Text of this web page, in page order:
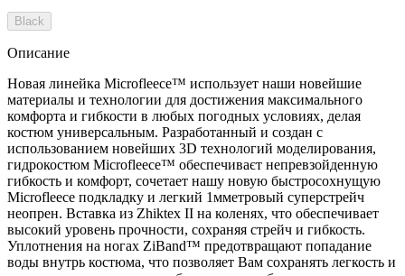
Black
Описание
Новая линейка Microfleece™ использует наши новейшие
материалы и технологии для достижения максимального
комфорта и гибкости в любых погодных условиях, делая
костюм универсальным. Разработанный и создан с
использованием новейших 3D технологий моделирования,
гидрокостюм Microfleece™ обеспечиваєт непревзойденную
гибкость и комфорт, сочетает нашу новую быстросохнущую
Microfleece подкладку и легкий 1мметровый суперстрейч
неопрен. Вставка из Zhiktex II на коленях, что обеспечивает
высокий уровень прочности, сохраняя стрейч и гибкость.
Уплотнения на ногах ZiBand™ предотвращают попадание
воды внутрь костюма, что позволяет Вам сохранять легкость и